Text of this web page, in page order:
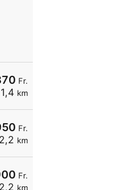
Fr.
1,4 km
Fr.
2,2 km
Fr.
2,2 km